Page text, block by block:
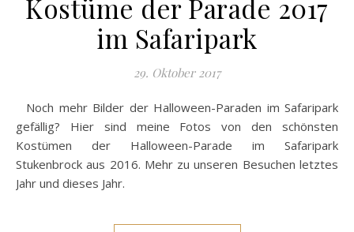
Kostüme der Parade 2017
im Safaripark
29. Oktober 2017
Noch mehr Bilder der Halloween-Paraden im Safaripark
gefällig? Hier sind meine Fotos von den schönsten
Kostümen der Halloween-Parade im Safaripark
Stukenbrock aus 2016. Mehr zu unseren Besuchen letztes
Jahr und dieses Jahr.